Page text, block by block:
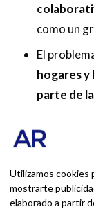
como un
El
hogares y
parte de
decía
destino.
El
Utilizamos cookies
mostrarte
elaborado a partir